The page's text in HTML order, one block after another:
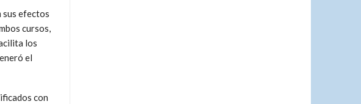
sus efectos
cursos,
los
el
con